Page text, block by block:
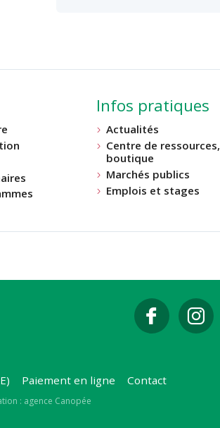
Infos pratiques
Actualités
Centre de ressources,
boutique
Marchés publics
Emplois et stages
Paiement en ligne Contact
: agence Canopée